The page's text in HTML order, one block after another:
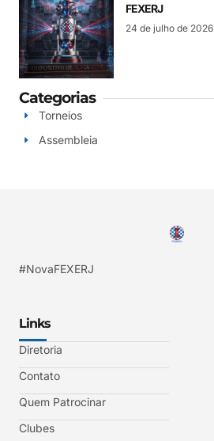
FEXERJ
24 de julho de 2026
Categorias
Torneios
Assembleia
#NovaFEXERJ
Links
Diretoria
Contato
Quem Patrocinar
Clubes